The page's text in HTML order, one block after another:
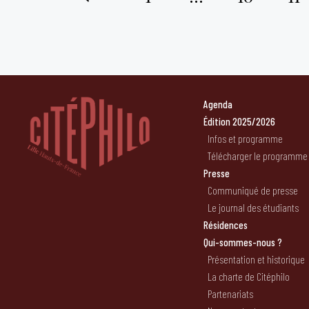
publications
Agenda
Édition 2025/2026
Infos et programme
Télécharger le programme
Presse
Communiqué de presse
Le journal des étudiants
Résidences
Qui-sommes-nous ?
Présentation et historique
La charte de Citéphilo
Partenariats